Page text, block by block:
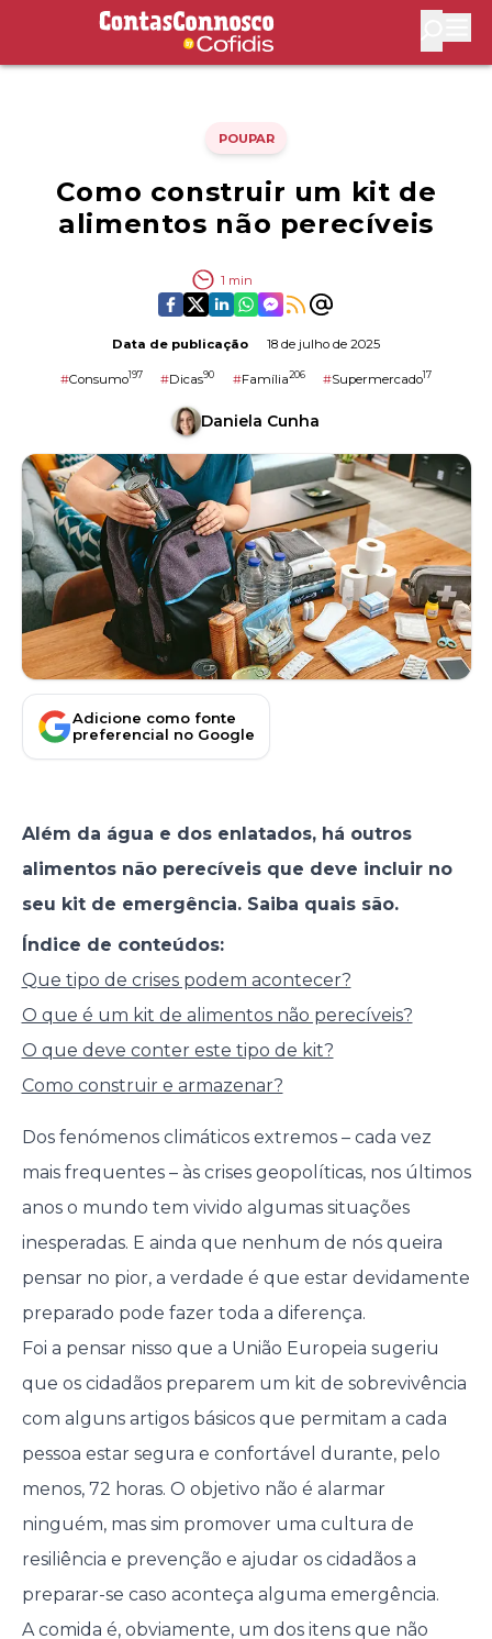
Contas Connosco by Cofidis
POUPAR
Como construir um kit de
alimentos não perecíveis
1 min
Data de publicação 18 de julho de 2025
#Consumo197 #Dicas90 #Família206 #Supermercado17
Daniela Cunha
Adicione como fonte
preferencial no Google
Além da água e dos enlatados, há outros
alimentos não perecíveis que deve incluir no
seu kit de emergência. Saiba quais são.
Índice de conteúdos:
Que tipo de crises podem acontecer?
O que é um kit de alimentos não perecíveis?
O que deve conter este tipo de kit?
Como construir e armazenar?
Dos fenómenos climáticos extremos – cada vez
mais frequentes – às crises geopolíticas, nos últimos
anos o mundo tem vivido algumas situações
inesperadas. E ainda que nenhum de nós queira
pensar no pior, a verdade é que estar devidamente
preparado pode fazer toda a diferença.
Foi a pensar nisso que a União Europeia sugeriu
que os cidadãos preparem um kit de sobrevivência
com alguns artigos básicos que permitam a cada
pessoa estar segura e confortável durante, pelo
menos, 72 horas. O objetivo não é alarmar
ninguém, mas sim promover uma cultura de
resiliência e prevenção e ajudar os cidadãos a
preparar-se caso aconteça alguma emergência.
A comida é, obviamente, um dos itens que não